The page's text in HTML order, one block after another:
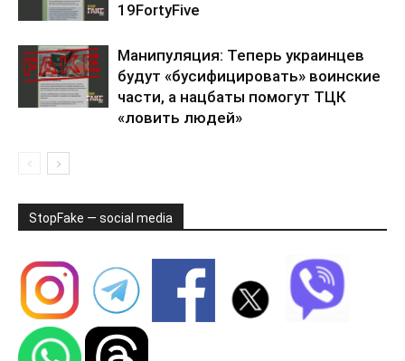
19FortyFive
Манипуляция: Теперь украинцев
будут «бусифицировать» воинские
части, а нацбаты помогут ТЦК
«ловить людей»
StopFake — social media